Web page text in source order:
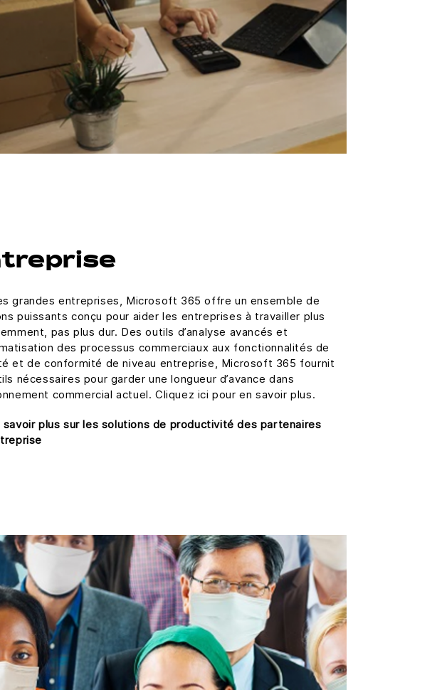
grandes entreprises, Microsoft 365 offre un ensemble de
puissants conçu pour aider les entreprises à travailler plus
pas plus dur. Des outils d’analyse avancés et
des processus commerciaux aux fonctionnalités de
et de conformité de niveau entreprise, Microsoft 365 fournit
nécessaires pour garder une longueur d’avance dans
commercial actuel. Cliquez ici pour en savoir plus.
savoir plus sur les solutions de productivité des partenaires